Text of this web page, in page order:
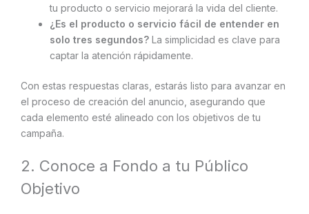
tu producto o servicio mejorará la vida del cliente.
¿Es el producto o servicio fácil de entender en
solo tres segundos? La simplicidad es clave para
captar la atención rápidamente.
Con estas respuestas claras, estarás listo para avanzar en
el proceso de creación del anuncio, asegurando que
cada elemento esté alineado con los objetivos de tu
campaña.
2. Conoce a Fondo a tu Público
Objetivo